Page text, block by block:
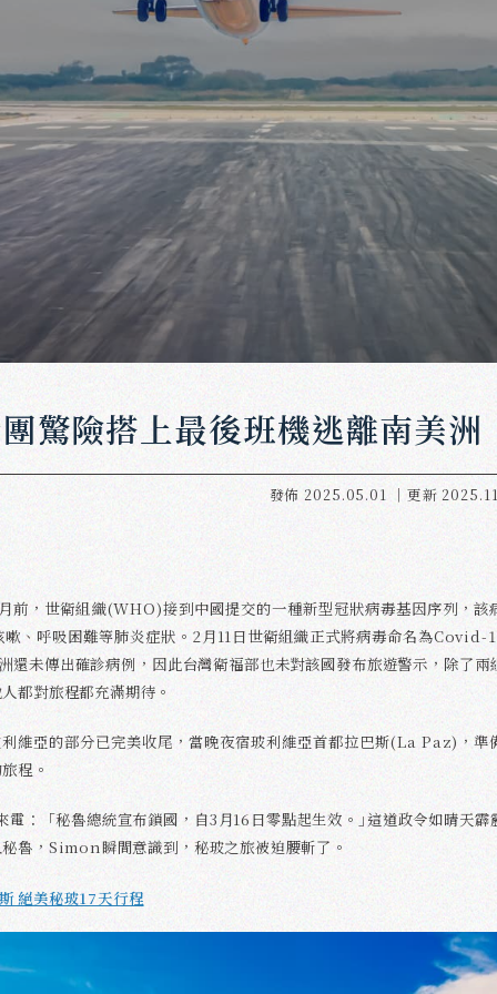
驚險搭上最後班機逃離南美洲
發佈2025.05.01 ｜更新
前，世衛組織(WHO)接到中國提交的一種新型冠狀病毒基因序列，該
、呼吸困難等肺炎症狀。2月11日世衛組織正式將病毒命名為Covid-
還未傳出確診病例，因此台灣衛福部也未對該國發布旅遊警示，除了兩
都對旅程都充滿期待。
維亞的部分已完美收尾，當晚夜宿玻利維亞首都拉巴斯(La Paz)，準
程。
：「秘魯總統宣布鎖國，自3月16日零點起生效。｣這道政令如晴天霹
魯，Simon瞬間意識到，秘玻之旅被迫腰斬了。
絕美秘玻17天行程